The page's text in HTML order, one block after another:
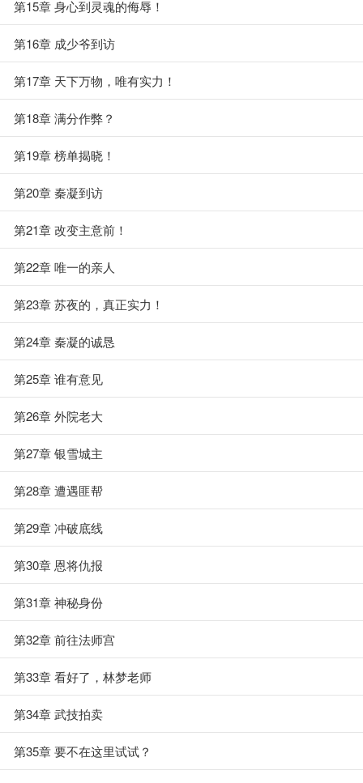
第15章 身心到灵魂的侮辱！
第16章 成少爷到访
第17章 天下万物，唯有实力！
第18章 满分作弊？
第19章 榜单揭晓！
第20章 秦凝到访
第21章 改变主意前！
第22章 唯一的亲人
第23章 苏夜的，真正实力！
第24章 秦凝的诚恳
第25章 谁有意见
第26章 外院老大
第27章 银雪城主
第28章 遭遇匪帮
第29章 冲破底线
第30章 恩将仇报
第31章 神秘身份
第32章 前往法师宫
第33章 看好了，林梦老师
第34章 武技拍卖
第35章 要不在这里试试？